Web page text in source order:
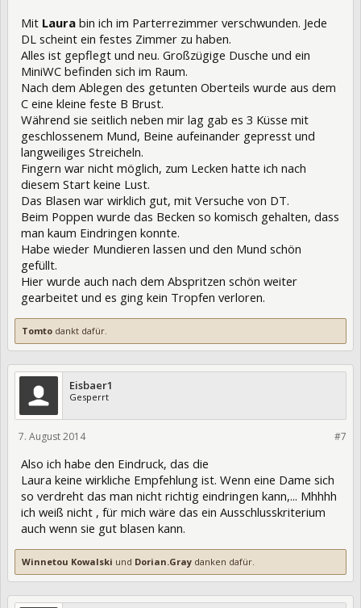
Mit Laura bin ich im Parterrezimmer verschwunden. Jede
DL scheint ein festes Zimmer zu haben.
Alles ist gepflegt und neu. Großzügige Dusche und ein
MiniWC befinden sich im Raum.
Nach dem Ablegen des getunten Oberteils wurde aus dem
C eine kleine feste B Brust.
Während sie seitlich neben mir lag gab es 3 Küsse mit
geschlossenem Mund, Beine aufeinander gepresst und
langweiliges Streicheln.
Fingern war nicht möglich, zum Lecken hatte ich nach
diesem Start keine Lust.
Das Blasen war wirklich gut, mit Versuche von DT.
Beim Poppen wurde das Becken so komisch gehalten, dass
man kaum Eindringen konnte.
Habe wieder Mundieren lassen und den Mund schön
gefüllt.
Hier wurde auch nach dem Abspritzen schön weiter
gearbeitet und es ging kein Tropfen verloren.
Tomto dankt dafür.
Eisbaer1
Gesperrt
#7
7. August 2014
Also ich habe den Eindruck, das die
Laura keine wirkliche Empfehlung ist. Wenn eine Dame sich
so verdreht das man nicht richtig eindringen kann,... Mhhhh
ich weiß nicht , für mich wäre das ein Ausschlusskriterium
auch wenn sie gut blasen kann.
Winnetou Kowalski und Dorian.Gray danken dafür.